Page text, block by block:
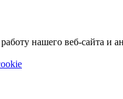
нашего веб-сайта и